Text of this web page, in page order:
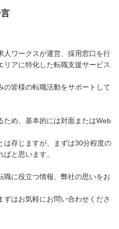
人ワークスが運営、採用窓口を行
リアに特化した転職支援サービス
の皆様の転職活動をサポートして
ため、基本的には対面またはWeb
は存じますが、まずは30分程度の
と思います。
職に役立つ情報、弊社の思いをお
はお気軽にお問い合わせくださ